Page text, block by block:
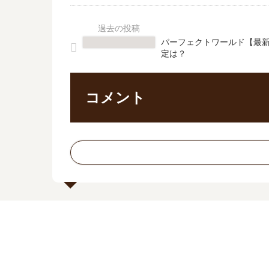
パーフェクトワールド【最
定は？
コメント